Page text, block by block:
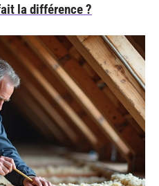
la différence ?